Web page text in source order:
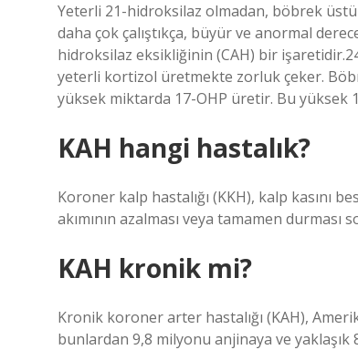
Yeterli 21-hidroksilaz olmadan, böbrek
daha çok çalıştıkça, büyür ve anormal
hidroksilaz eksikliğinin (CAH) bir
yeterli kortizol üretmekte zorluk çeker.
yüksek miktarda 17-OHP üretir. Bu yüksek
KAH hangi hastalık?
Koroner kalp hastalığı (KKH), kalp kasını
akımının azalması veya tamamen durması
KAH kronik mi?
Kronik koroner arter hastalığı (KAH),
bunlardan 9,8 milyonu anjinaya ve yaklaşık